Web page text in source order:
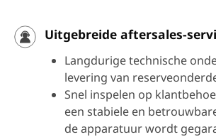
Uitgebreide aftersales-
Langdurige technische
levering van
Snel inspelen op
een stabiele en
de apparatuur wordt